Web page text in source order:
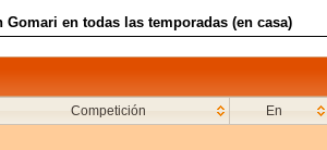
en todas las temporadas (en casa)
Competición En